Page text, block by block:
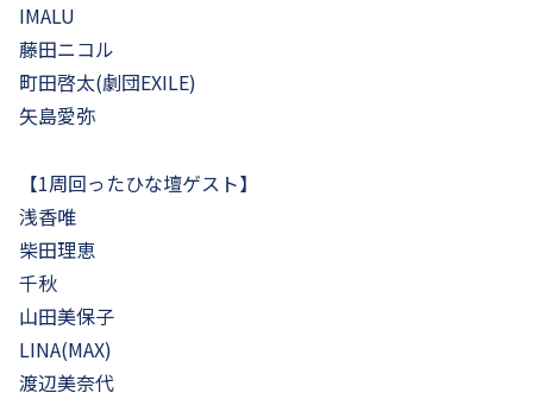
IMALU
藤田ニコル
町田啓太(劇団EXILE)
矢島愛弥
【1周回ったひな壇ゲスト】
浅香唯
柴田理恵
千秋
山田美保子
LINA(MAX)
渡辺美奈代